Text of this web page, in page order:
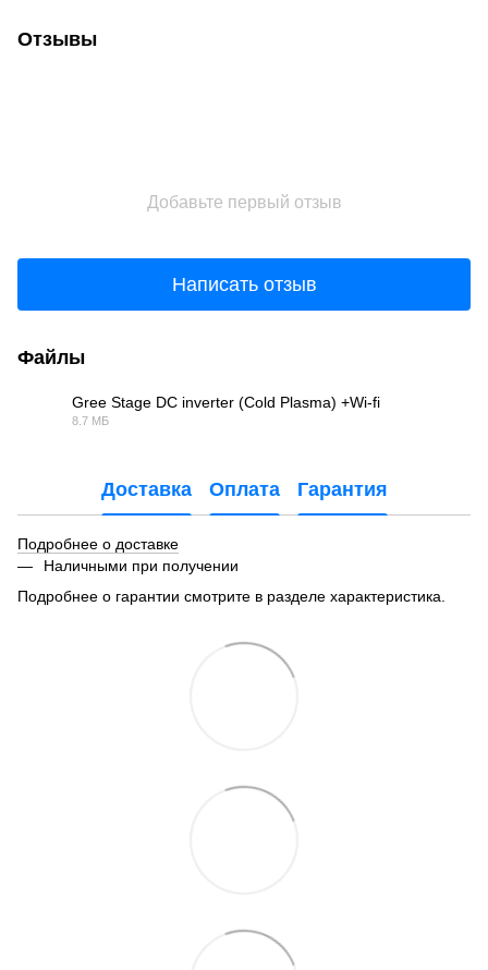
Отзывы
Добавьте первый отзыв
Написать отзыв
Файлы
Gree Stage DC inverter (Cold Plasma) +Wi-fi
8.7 МБ
Доставка Оплата Гарантия
Подробнее о доставке
Наличными при получении
Подробнее о гарантии смотрите в разделе характеристика.